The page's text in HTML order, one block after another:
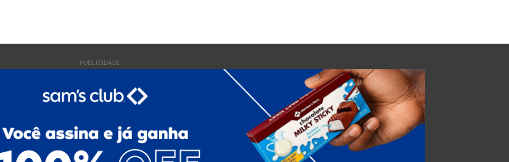
PUBLICIDADE